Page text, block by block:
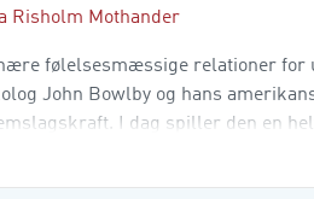
Risholm Mothander
følelsesmæssige relationer for
John Bowlby og hans
I dag spiller den en